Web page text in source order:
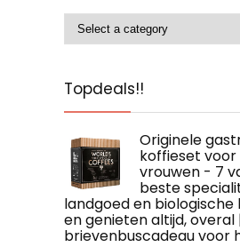
Topdeals!!
Originele
koffieset
vrouwen - 7
beste
landgoed en biologische
en genieten altijd,
brievenbuscadeau voor